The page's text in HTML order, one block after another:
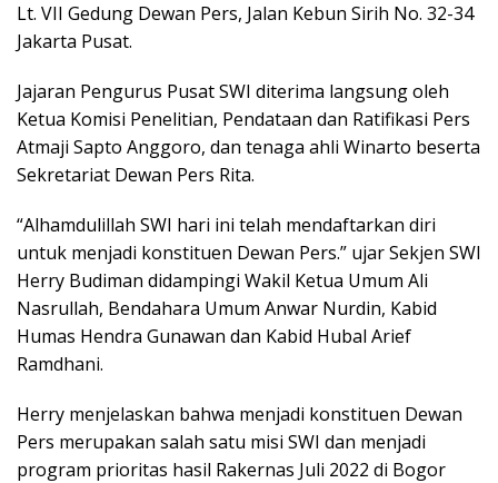
Lt. VII Gedung Dewan Pers, Jalan Kebun Sirih No. 32-34
Jakarta Pusat.
Jajaran Pengurus Pusat SWI diterima langsung oleh
Ketua Komisi Penelitian, Pendataan dan Ratifikasi Pers
Atmaji Sapto Anggoro, dan tenaga ahli Winarto beserta
Sekretariat Dewan Pers Rita.
“Alhamdulillah SWI hari ini telah mendaftarkan diri
untuk menjadi konstituen Dewan Pers.” ujar Sekjen SWI
Herry Budiman didampingi Wakil Ketua Umum Ali
Nasrullah, Bendahara Umum Anwar Nurdin, Kabid
Humas Hendra Gunawan dan Kabid Hubal Arief
Ramdhani.
Herry menjelaskan bahwa menjadi konstituen Dewan
Pers merupakan salah satu misi SWI dan menjadi
program prioritas hasil Rakernas Juli 2022 di Bogor